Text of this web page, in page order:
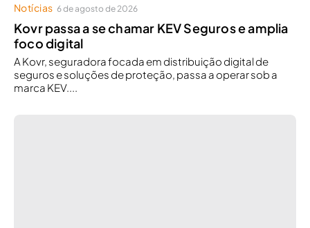
Notícias 6 de agosto de 2026
Kovr passa a se chamar KEV Seguros e amplia
foco digital
A Kovr, seguradora focada em distribuição digital de
seguros e soluções de proteção, passa a operar sob a
marca KEV....